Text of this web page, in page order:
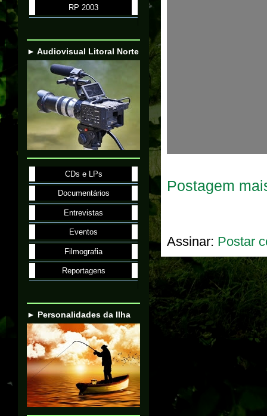
Postagem
Assinar: Postar
RP 2003
► Audiovisual Litoral Norte
CDs e LPs
Documentários
Entrevistas
Eventos
Filmografia
Reportagens
► Personalidades da Ilha